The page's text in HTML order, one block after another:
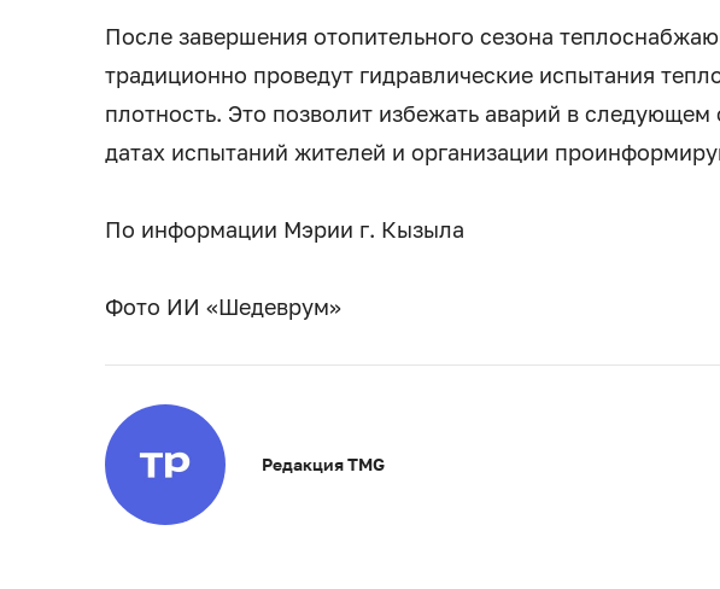
После завершения отопительного сезона
традиционно проведут гидравлические испытания
плотность. Это позволит избежать аварий в
датах испытаний жителей и организации
По информации Мэрии г. Кызыла
Фото ИИ «Шедеврум»
Редакция TMG